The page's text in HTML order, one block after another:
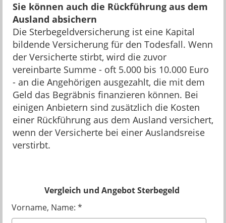
Sie können auch die Rückführung aus dem
Ausland absichern
Die Sterbegeldversicherung ist eine Kapital
bildende Versicherung für den Todesfall. Wenn
der Versicherte stirbt, wird die zuvor
vereinbarte Summe - oft 5.000 bis 10.000 Euro
- an die Angehörigen ausgezahlt, die mit dem
Geld das Begräbnis finanzieren können. Bei
einigen Anbietern sind zusätzlich die Kosten
einer Rückführung aus dem Ausland versichert,
wenn der Versicherte bei einer Auslandsreise
verstirbt.
Vergleich und Angebot Sterbegeld
Vorname, Name: *